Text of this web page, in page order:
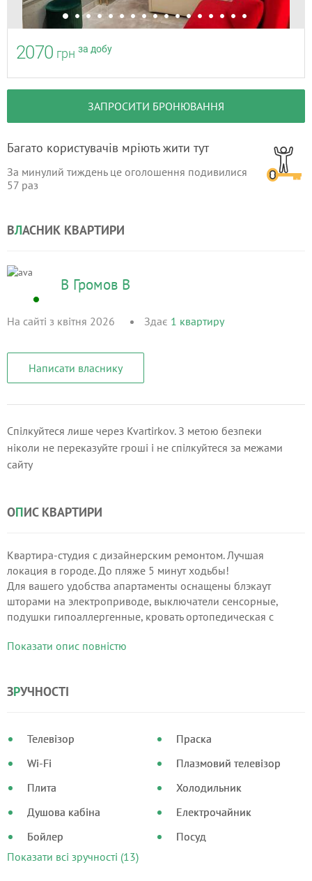
2070 грн за добу
ЗАПРОСИТИ БРОНЮВАННЯ
Багато користувачів мріють жити тут
За минулий тиждень це оголошення подивилися
57 раз
ВЛАСНИК КВАРТИРИ
В Громов В
На сайті з квітня 2026 Здає 1 квартиру
Написати власнику
Спілкуйтеся лише через Kvartirkov. З метою безпеки
ніколи не переказуйте гроші і не спілкуйтеся за межами
сайту
ОПИС КВАРТИРИ
Квартира-студия с дизайнерским ремонтом. Лучшая
локация в городе. До пляже 5 минут ходьбы!
Для вашего удобства апартаменты оснащены блэкаут
шторами на электроприводе, выключатели сенсорные,
подушки гипоаллергенные, кровать ортопедическая с
полотенец, косметика для душа в вашем распоряжении.
Показати опис повністю
ЗРУЧНОСТІ
Телевізор
Wi-Fi
Плита
Душова кабіна
Бойлер
Праска
Плазмовий телевізор
Холодильник
Електрочайник
Посуд
Показати всі зручності (13)